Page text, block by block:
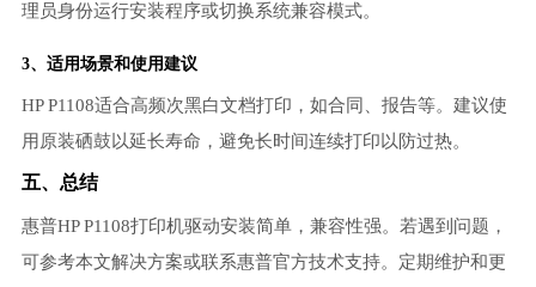
理员身份运行安装程序或切换系统兼容模式。
3、适用场景和使用建议
HP P1108适合高频次黑白文档打印，如合同、报告等。建议使
用原装硒鼓以延长寿命，避免长时间连续打印以防过热。
五、总结
惠普HP P1108打印机驱动安装简单，兼容性强。若遇到问题，
可参考本文解决方案或联系惠普官方技术支持。定期维护和更